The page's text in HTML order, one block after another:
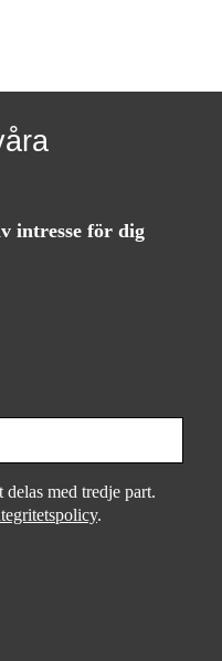
intresse för dig
med tredje part.
.